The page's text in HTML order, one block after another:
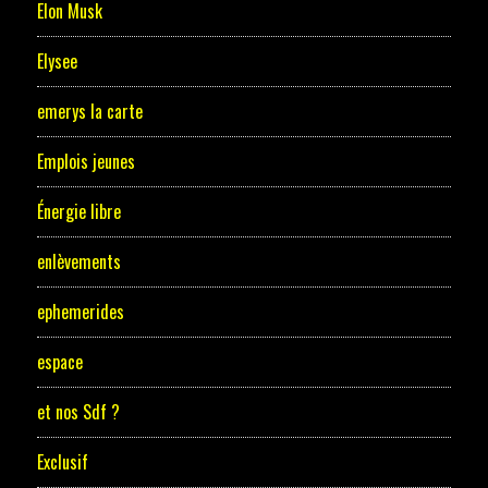
Elon Musk
Elysee
emerys la carte
Emplois jeunes
Énergie libre
enlèvements
ephemerides
espace
et nos Sdf ?
Exclusif